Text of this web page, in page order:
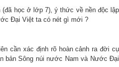
học ở lớp 7), ý thức về nền độc lập
Đại Việt ta có nét gì mới ?
cần xác định rõ hoàn cảnh ra đời cụ
bản Sông núi nước Nam và Nước Đại